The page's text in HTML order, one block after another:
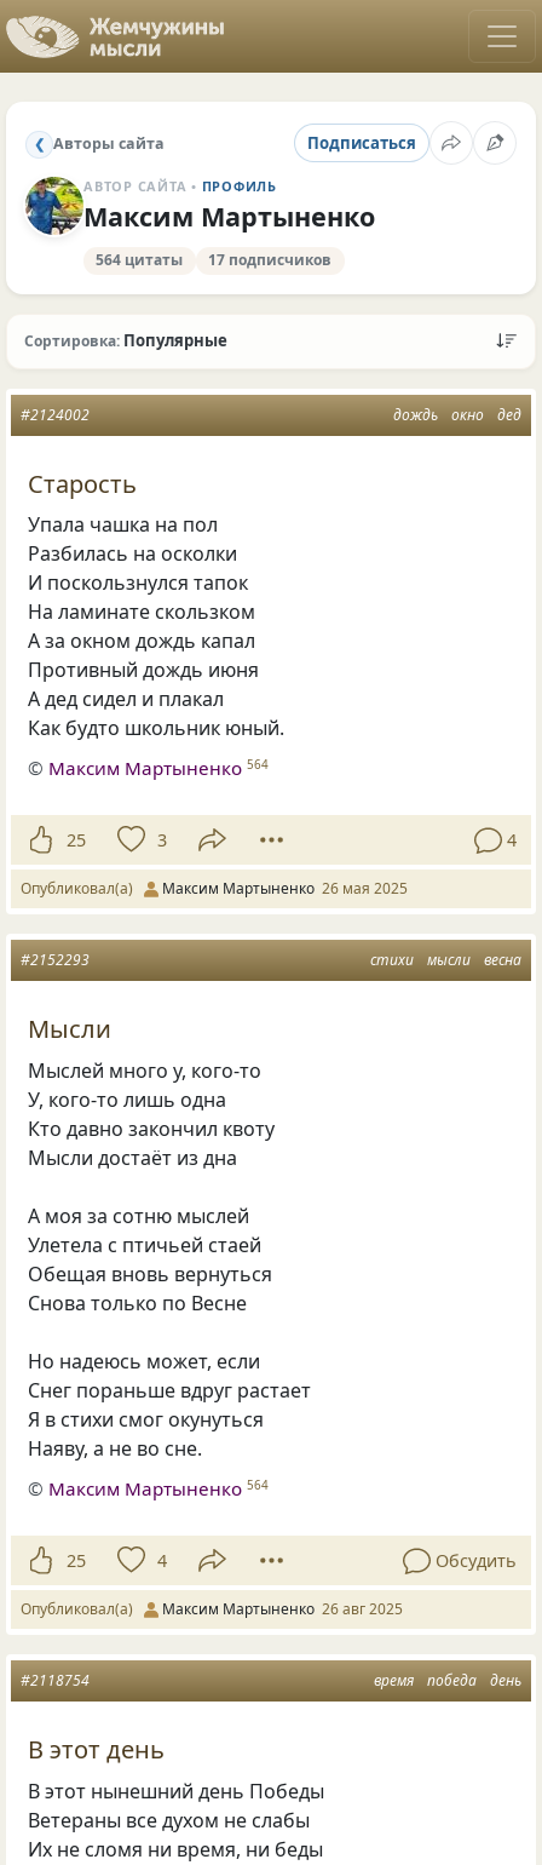
❮ Авторы сайта Подписаться
АВТОР САЙТА • ПРОФИЛЬ
Максим Мартыненко
564 цитаты 17 подписчиков
Сортировка: Популярные
дождь окно дед
#2124002
Старость
Упала чашка на пол
Разбилась на осколки
И поскользнулся тапок
На ламинате скользком
А за окном дождь капал
Противный дождь июня
А дед сидел и плакал
Как будто школьник юный.
© Максим Мартыненко 564
25 3 4
Опубликовал(а) Максим Мартыненко 26 мая 2025
стихи мысли весна
#2152293
Мысли
Мыслей много у, кого-то
У, кого-то лишь одна
Кто давно закончил квоту
Мысли достаёт из дна
А моя за сотню мыслей
Улетела с птичьей стаей
Обещая вновь вернуться
Снова только по Весне
Но надеюсь может, если
Снег пораньше вдруг растает
Я в стихи смог окунуться
Наяву, а не во сне.
© Максим Мартыненко 564
25 4 Обсудить
Опубликовал(а) Максим Мартыненко 26 авг 2025
время победа день
#2118754
В этот день
В этот нынешний день Победы
Ветераны все духом не слабы
Их не сломя ни время, ни беды